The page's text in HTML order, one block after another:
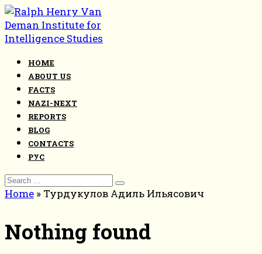
Skip
to
content
HOME
ABOUT US
FACTS
NAZI-NEXT
REPORTS
BLOG
CONTACTS
РУС
Search
for:
Home » Турдукулов Адиль Ильясович
Nothing found